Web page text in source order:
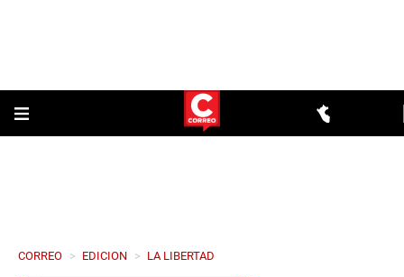
CORREO > EDICION > LA LIBERTAD